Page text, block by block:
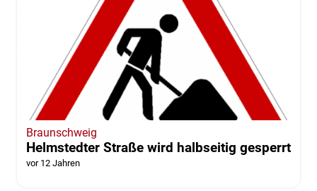
Braunschweig
Helmstedter Straße wird halbseitig gesperrt
vor 12 Jahren